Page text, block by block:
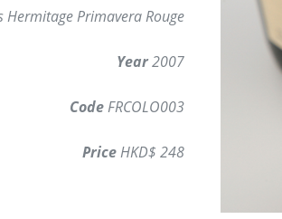
Hermitage Primavera Rouge
Year2007
CodeFRCOLO003
PriceHKD$ 248